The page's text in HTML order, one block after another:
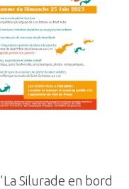
Silurade en bord